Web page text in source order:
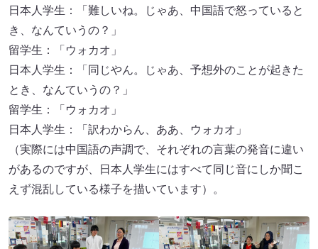
日本人学生：「難しいね。じゃあ、中国語で怒っていると
き、なんていうの？」
留学生：「ウォカオ」
日本人学生：「同じやん。じゃあ、予想外のことが起きた
とき、なんていうの？」
留学生：「ウォカオ」
日本人学生：「訳わからん、ああ、ウォカオ」
（実際には中国語の声調で、それぞれの言葉の発音に違い
があるのですが、日本人学生にはすべて同じ音にしか聞こ
えず混乱している様子を描いています）。